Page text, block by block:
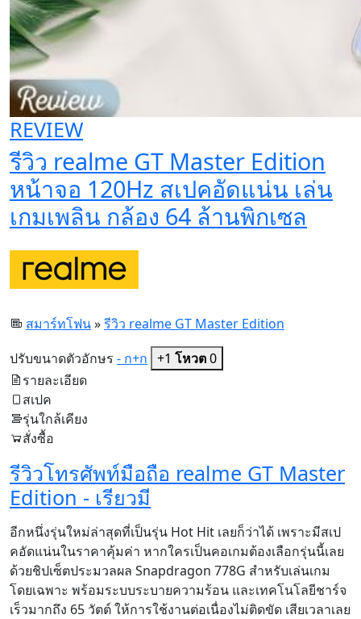
REVIEW
รีวิว realme GT Master Edition
หน้าจอ 120Hz สเปคอัดแน่น เล่น
เกมเพลิน กล้อง 64 ล้านพิกเซล
สมาร์ทโฟน»รีวิว realme GT Master Edition
ปรับขนาดตัวอักษร - ก+ก +1 โหวต0
รายละเอียด
สเปค
รุ่นใกล้เคียง
สั่งซื้อ
รีวิวโทรศัพท์มือถือ realme GT Master
Edition - เรียวมี
อีกหนึ่งรุ่นใหม่ล่าสุดที่เป็นรุ่น Hot Hit เลยก็ว่าได้ เพราะมีสเป
คอัดแน่นในราคาคุ้มค่า หากใครเป็นคอเกมต้องเลือกรุ่นนี้เลย
ด้วยชิปเซ็ตประมวลผล Snapdragon 778G สำหรับเล่นเกม
โดยเฉพาะ พร้อมระบบระบายความร้อน และเทคโนโลยีชาร์จ
เร็วมากถึง 65 วัตต์ ให้การใช้งานต่อเนื่องไม่ติดขัด เสียเวลาเลย